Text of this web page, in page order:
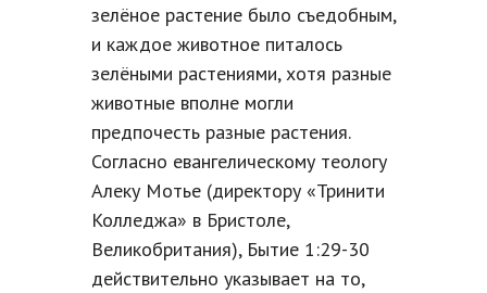
зелёное растение было съедобным,
и каждое животное питалось
зелёными растениями, хотя разные
животные вполне могли
предпочесть разные растения.
Согласно евангелическому теологу
Алеку Мотье (директору «Тринити
Колледжа» в Бристоле,
Великобритания), Бытие 1:29-30
действительно указывает на то,